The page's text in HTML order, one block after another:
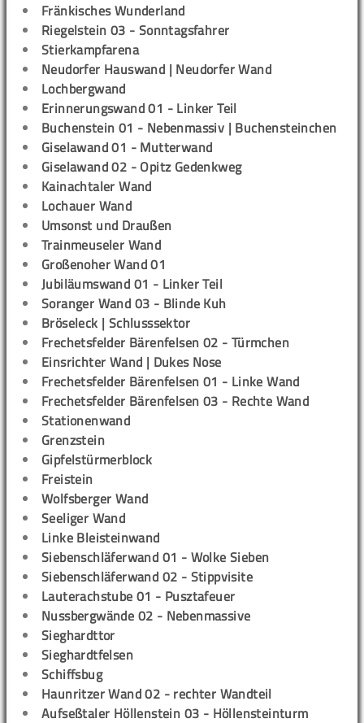
Fränkisches Wunderland
Riegelstein 03 - Sonntagsfahrer
Stierkampfarena
Neudorfer Hauswand | Neudorfer Wand
Lochbergwand
Erinnerungswand 01 - Linker Teil
Buchenstein 01 - Nebenmassiv | Buchensteinchen
Giselawand 01 - Mutterwand
Giselawand 02 - Opitz Gedenkweg
Kainachtaler Wand
Lochauer Wand
Umsonst und Draußen
Trainmeuseler Wand
Großenoher Wand 01
Jubiläumswand 01 - Linker Teil
Soranger Wand 03 - Blinde Kuh
Bröseleck | Schlusssektor
Frechetsfelder Bärenfelsen 02 - Türmchen
Einsrichter Wand | Dukes Nose
Frechetsfelder Bärenfelsen 01 - Linke Wand
Frechetsfelder Bärenfelsen 03 - Rechte Wand
Stationenwand
Grenzstein
Gipfelstürmerblock
Freistein
Wolfsberger Wand
Seeliger Wand
Linke Bleisteinwand
Siebenschläferwand 01 - Wolke Sieben
Siebenschläferwand 02 - Stippvisite
Lauterachstube 01 - Pusztafeuer
Nussbergwände 02 - Nebenmassive
Sieghardttor
Sieghardtfelsen
Schiffsbug
Haunritzer Wand 02 - rechter Wandteil
Aufseßtaler Höllenstein 03 - Höllensteinturm